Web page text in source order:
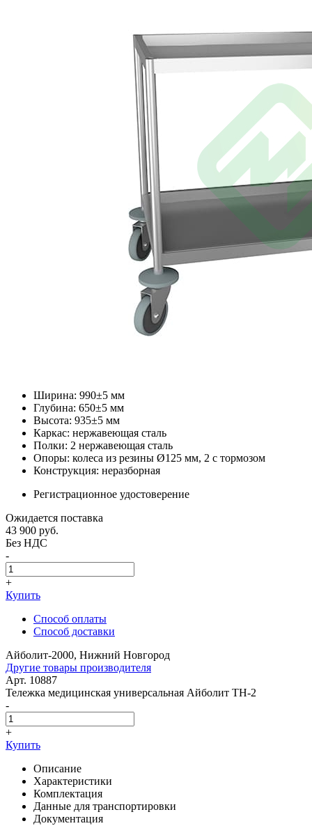
Ширина: 990±5 мм
Глубина: 650±5 мм
Высота: 935±5 мм
Каркас: нержавеющая сталь
Полки: 2 нержавеющая сталь
Опоры: колеса из резины Ø125 мм, 2 с тормозом
Конструкция: неразборная
Регистрационное удостоверение
Ожидается поставка
43 900 руб.
Без НДС
-
+
Купить
Способ оплаты
Способ доставки
Айболит-2000, Нижний Новгород
Другие товары производителя
Арт. 10887
Тележка медицинская универсальная Айболит ТН-2
-
+
Купить
Описание
Характеристики
Комплектация
Данные для транспортировки
Документация